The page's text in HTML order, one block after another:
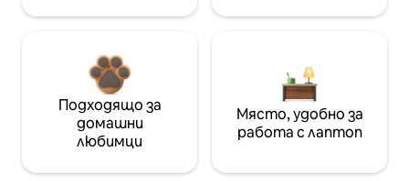
Подходящо за
домашни
любимци
Място, удобно за
работа с лаптоп